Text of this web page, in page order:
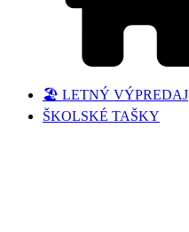
🏖️ LETNÝ VÝPREDAJ
ŠKOLSKÉ TAŠKY